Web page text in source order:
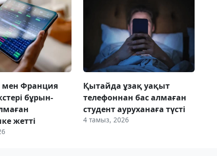
мен Франция
бұрын-
жетті
Қытайда ұзақ уақыт
телефоннан бас алмаған
студент ауруханаға түсті
4 тамыз, 2026